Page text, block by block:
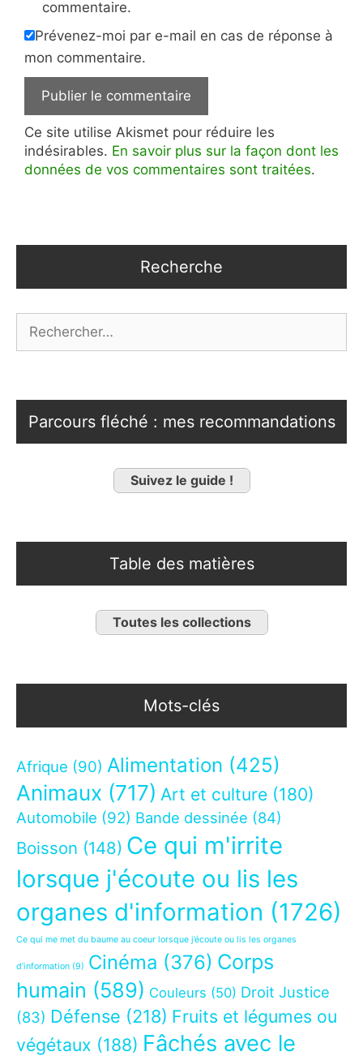
commentaire.
Prévenez-moi par e-mail en cas de réponse à
mon commentaire.
Ce site utilise Akismet pour réduire les
indésirables. En savoir plus sur la façon dont les
données de vos commentaires sont traitées.
Recherche
Parcours fléché : mes recommandations
Suivez le guide !
Table des matières
Toutes les collections
Mots-clés
Afrique (90) Alimentation (425)
Animaux (717) Art et culture (180)
Automobile (92) Bande dessinée (84)
Boisson (148) Ce qui m'irrite
lorsque j'écoute ou lis les
organes d'information (1726)
Ce qui me met du baume au coeur lorsque j’écoute ou lis les organes
d’information (9) Cinéma (376) Corps
humain (589) Couleurs (50) Droit Justice
(83) Défense (218) Fruits et légumes ou
végétaux (188) Fâchés avec le